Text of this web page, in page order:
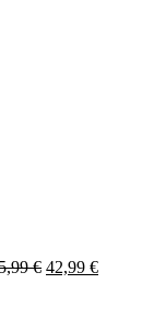
€ Original
42,99 €Current